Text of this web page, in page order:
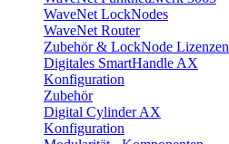
WaveNet LockNodes
WaveNet Router
Zubehör & LockNode Lizenzen
Digitales SmartHandle AX
Konfiguration
Zubehör
Digital Cylinder AX
Konfiguration